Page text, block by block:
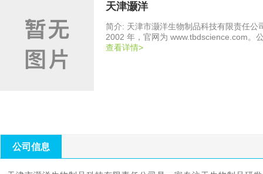
天津灏洋
简介: 天津市灏洋生物制品科技有限责任
2002 年，官网为 www.tbdscience.com。
相关技术服务。‌‌‌
查看详情>
公司信息